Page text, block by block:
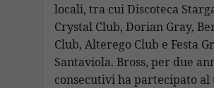
locali, tra cui Discoteca
Crystal Club, Dorian Gray,
Club, Alterego Club e Festa
Santaviola. Bross, per due
consecutivi ha partecipato al